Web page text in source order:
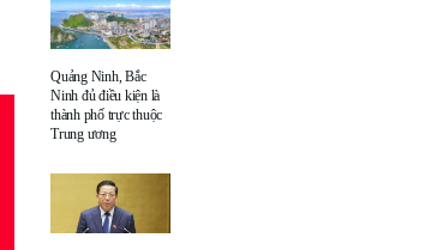
Quảng Ninh, Bắc
Ninh đủ điều kiện là
thành phố trực thuộc
Trung ương